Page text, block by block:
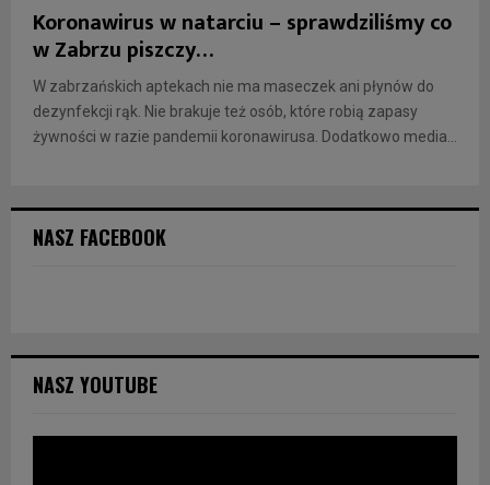
Koronawirus w natarciu – sprawdziliśmy co
w Zabrzu piszczy…
W zabrzańskich aptekach nie ma maseczek ani płynów do
dezynfekcji rąk. Nie brakuje też osób, które robią zapasy
żywności w razie pandemii koronawirusa. Dodatkowo media...
NASZ FACEBOOK
NASZ YOUTUBE